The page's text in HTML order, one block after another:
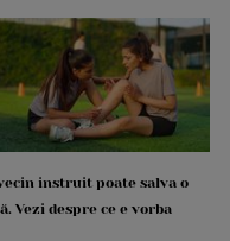
instruit poate salva o
Vezi despre ce e vorba